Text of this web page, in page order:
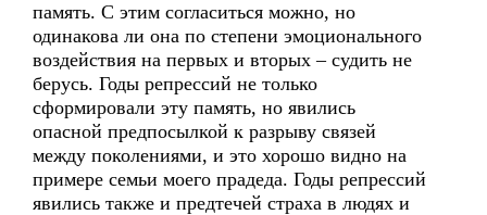
память. С этим согласиться можно, но
одинакова ли она по степени эмоционального
воздействия на первых и вторых – судить не
берусь. Годы репрессий не только
сформировали эту память, но явились
опасной предпосылкой к разрыву связей
между поколениями, и это хорошо видно на
примере семьи моего прадеда. Годы репрессий
явились также и предтечей страха в людях и